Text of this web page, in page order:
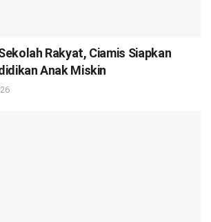
Rakyat, Ciamis Siapkan
Anak Miskin